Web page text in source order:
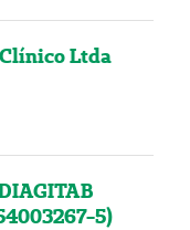
Ltda
5)